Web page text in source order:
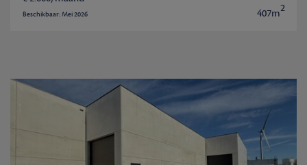
Beschikbaar: Mei 2026 407m2